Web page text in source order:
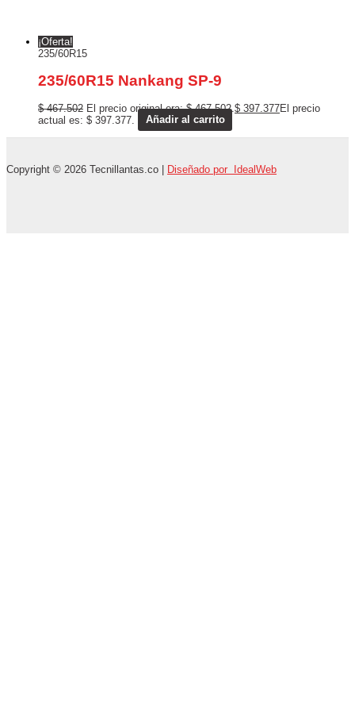
¡Oferta!
235/60R15
235/60R15 Nankang SP-9
$467.502 El precio original era: $ 467.502. $ 397.377El precio
actual es: $ 397.377.
Añadir al carrito
Copyright © 2026 Tecnillantas.co | Diseñado por IdealWeb